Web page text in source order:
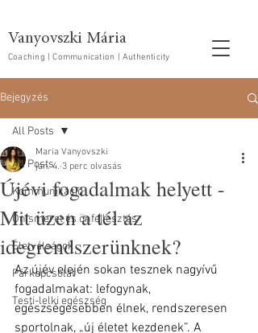
Vanyovszki Mária
Coaching | Communication | Authenticity
Bejegyzés
All Posts
Kommunikáció
Önismeret és önfejlesztés
Életválságok
Párkapcsolat
Testi-lelki egészség
All Posts
Újévi fogadalmak helyett -
Mit üzen a tél az
idegrendszerünknek?
Maria Vanyovszki
jan. 4. 3 perc olvasás
Az újév elején sokan tesznek nagyívű
fogadalmakat: lefogynak,
egészségesebben élnek, rendszeresen
sportolnak, „új életet kezdenek”. A